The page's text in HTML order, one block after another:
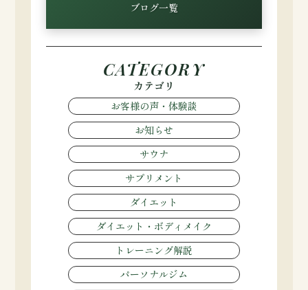
ブログ一覧
CATEGORY
カテゴリ
お客様の声・体験談
お知らせ
サウナ
サプリメント
ダイエット
ダイエット・ボディメイク
トレーニング解説
パーソナルジム